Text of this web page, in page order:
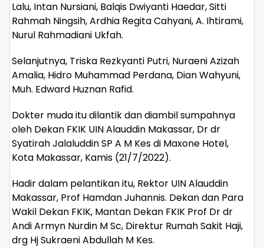
Lalu, Intan Nursiani, Balqis Dwiyanti Haedar, Sitti
Rahmah Ningsih, Ardhia Regita Cahyani, A. Ihtirami,
Nurul Rahmadiani Ukfah.
Selanjutnya, Triska Rezkyanti Putri, Nuraeni Azizah
Amalia, Hidro Muhammad Perdana, Dian Wahyuni,
Muh. Edward Huznan Rafid.
Dokter muda itu dilantik dan diambil sumpahnya
oleh Dekan FKIK UIN Alauddin Makassar, Dr dr
Syatirah Jalaluddin SP A M Kes di Maxone Hotel,
Kota Makassar, Kamis (21/7/2022).
Hadir dalam pelantikan itu, Rektor UIN Alauddin
Makassar, Prof Hamdan Juhannis. Dekan dan Para
Wakil Dekan FKIK, Mantan Dekan FKIK Prof Dr dr
Andi Armyn Nurdin M Sc, Direktur Rumah Sakit Haji,
drg Hj Sukraeni Abdullah M Kes.